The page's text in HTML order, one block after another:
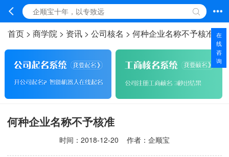
首页 > 商学院 > 资讯 > 公司核名 > 何种企业名称不予核准
何种企业名称不予核准
时间： 2018-12-20 作者：企顺宝
在
线
咨
询